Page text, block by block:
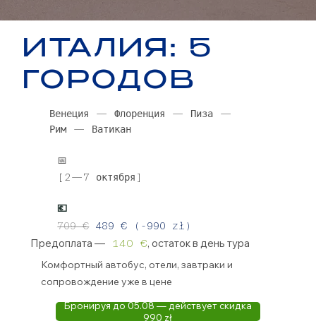
ИТАЛИЯ: 5
ГОРОДОВ
Венеция — Флоренция — Пиза —
Рим — Ватикан
📅
[2—7 октября]
💶
709 €
489 € (-990 zł)
Предоплата —140 €, остаток в день тура
Комфортный автобус, отели, завтраки и
сопровождение уже в цене
Бронируя до 05.08 — действует скидка
990 zł